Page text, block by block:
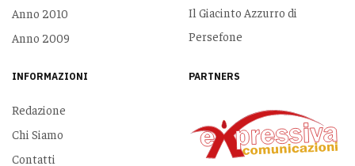
Anno 2010
Anno 2009
Il Giacinto Azzurro di
Persefone
INFORMAZIONI
Redazione
Chi Siamo
Contatti
PARTNERS